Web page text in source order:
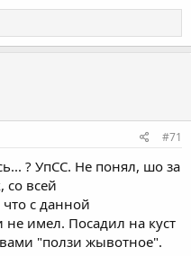
#71
? УпСС. Не понял, шо за
со всей
с данной
имел. Посадил на куст
"ползи жывотное".